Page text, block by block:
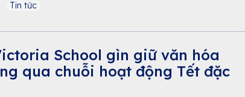
Tin tức
School gìn giữ văn hóa
qua chuỗi hoạt động Tết đặc